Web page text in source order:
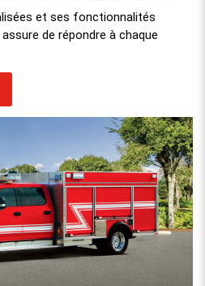
et ses fonctionnalités
de répondre à chaque